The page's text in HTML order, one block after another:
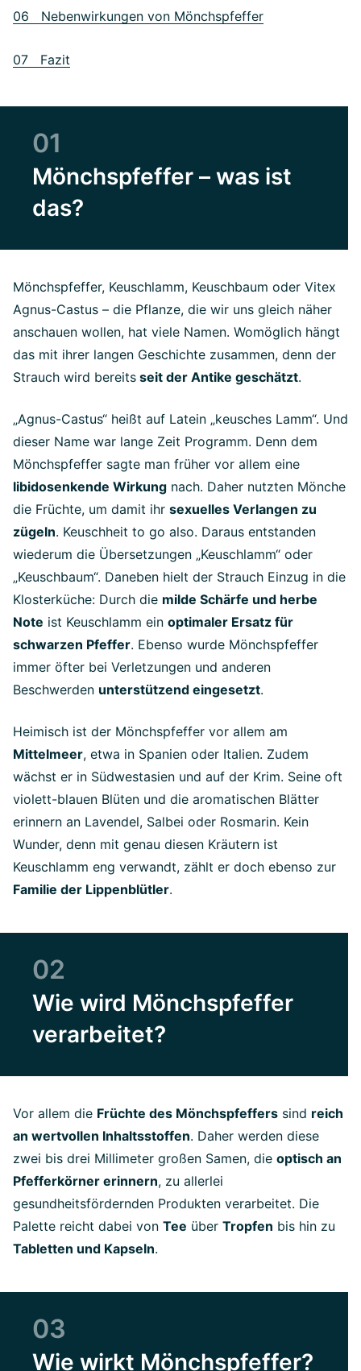
06 Nebenwirkungen von Mönchspfeffer
07 Fazit
01
Mönchspfeffer – was ist
das?
Mönchspfeffer, Keuschlamm, Keuschbaum oder Vitex
Agnus-Castus – die Pflanze, die wir uns gleich näher
anschauen wollen, hat viele Namen. Womöglich hängt
das mit ihrer langen Geschichte zusammen, denn der
Strauch wird bereits seit der Antike geschätzt.
„Agnus-Castus“ heißt auf Latein „keusches Lamm“. Und
dieser Name war lange Zeit Programm. Denn dem
Mönchspfeffer sagte man früher vor allem eine
libidosenkende Wirkung nach. Daher nutzten Mönche
die Früchte, um damit ihr sexuelles Verlangen zu
zügeln. Keuschheit to go also. Daraus entstanden
wiederum die Übersetzungen „Keuschlamm“ oder
„Keuschbaum“. Daneben hielt der Strauch Einzug in die
Klosterküche: Durch die milde Schärfe und herbe
Note ist Keuschlamm ein optimaler Ersatz für
schwarzen Pfeffer. Ebenso wurde Mönchspfeffer
immer öfter bei Verletzungen und anderen
Beschwerden unterstützend eingesetzt.
Heimisch ist der Mönchspfeffer vor allem am
Mittelmeer, etwa in Spanien oder Italien. Zudem
wächst er in Südwestasien und auf der Krim. Seine oft
violett-blauen Blüten und die aromatischen Blätter
erinnern an Lavendel, Salbei oder Rosmarin. Kein
Wunder, denn mit genau diesen Kräutern ist
Keuschlamm eng verwandt, zählt er doch ebenso zur
Familie der Lippenblütler.
02
Wie wird Mönchspfeffer
verarbeitet?
Vor allem die Früchte des Mönchspfeffers sind reich
an wertvollen Inhaltsstoffen. Daher werden diese
zwei bis drei Millimeter großen Samen, die optisch an
Pfefferkörner erinnern, zu allerlei
gesundheitsfördernden Produkten verarbeitet. Die
Palette reicht dabei von Tee über Tropfen bis hin zu
Tabletten und Kapseln.
03
Wie wirkt Mönchspfeffer?